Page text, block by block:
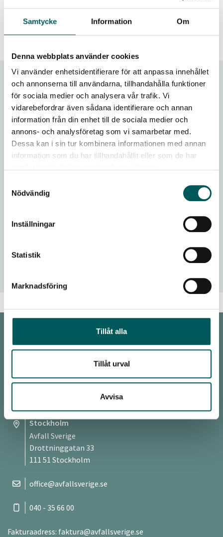
Samtycke Information Om
Denna webbplats använder cookies
Vi använder enhetsidentifierare för att anpassa innehållet
och annonserna till användarna, tillhandahålla funktioner
för sociala medier och analysera vår trafik. Vi
vidarebefordrar även sådana identifierare och annan
information från din enhet till de sociala medier och
annons- och analysföretag som vi samarbetar med.
Dessa kan i sin tur kombinera informationen med annan
information som du har tillhandahållit eller som de har
Nödvändig
Inställningar
Statistik
Marknadsföring
Tillåt alla
Tillåt urval
Avvisa
In English
International collaboration
Swedish Waste Management
Zero waste
Treatment methods
to landfill each year.
KONTAKT
Avfall Sverige
Stockholm
Avfall Sverige
Drottninggatan 33
111 51 Stockholm
office@avfallsverige.se
040 - 35 66 00
Fakturaadress: faktura@avfallsverige.se